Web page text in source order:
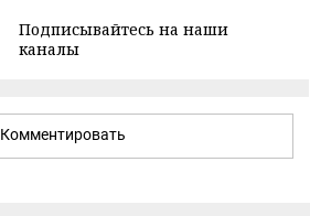
Подписывайтесь на наши
каналы
Комментировать